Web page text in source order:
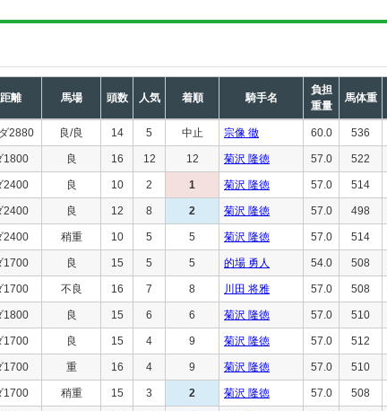
距離 馬場 頭数 人気 着順 騎手名
負担
重量
馬体重
2880 良/良 14 5 中止 宗像 徹 60.0 536
1800 良 16 12 12 菊沢 隆徳 57.0 522
2400 良 10 2 1 菊沢 隆徳 57.0 514
2400 良 12 8 2 菊沢 隆徳 57.0 498
2400 稍重 10 5 5 菊沢 隆徳 57.0 514
1700 良 15 5 5 的場 勇人 54.0 508
1700 不良 16 7 8 川田 将雅 57.0 508
1800 良 15 6 6 菊沢 隆徳 57.0 510
1700 良 15 4 9 菊沢 隆徳 57.0 512
1700 重 16 4 9 菊沢 隆徳 57.0 510
1700 稍重 15 3 2 菊沢 隆徳 57.0 508